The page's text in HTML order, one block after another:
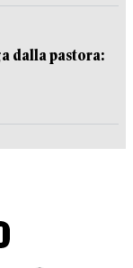
dalla pastora: